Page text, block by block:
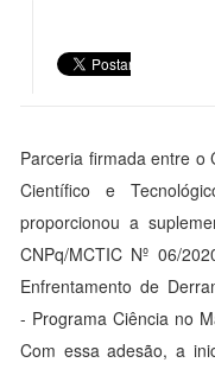
Parceria firmada entre o
Científico e
proporcionou a
CNPq/MCTIC Nº 06/
Enfrentamento de
- Programa Ciência no
Com essa adesão, a